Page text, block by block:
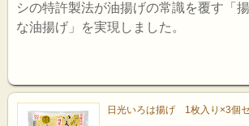
シの特許製法が油揚げの常識を覆す「
な油揚げ」を実現しました。
日光いろは揚げ 1枚入り×3個